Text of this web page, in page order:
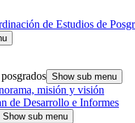
Show sub menu
misión y visión
de Desarrollo e Informes
Show sub menu